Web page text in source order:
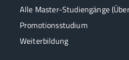
Alle Master-Studiengänge
Promotionsstudium
Weiterbildung